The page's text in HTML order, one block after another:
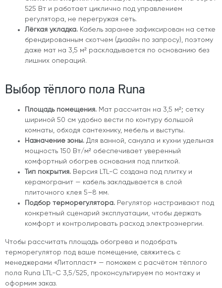
525 Вт и работает циклично под управлением
регулятора, не перегружая сеть.
Лёгкая укладка. Кабель заранее зафиксирован на сетке
брендированным скотчем (дизайн по запросу), поэтому
даже мат на 3,5 м² раскладывается по основанию без
лишних операций.
Выбор тёплого пола Runa
Площадь помещения. Мат рассчитан на 3,5 м²; сетку
шириной 50 см удобно вести по контуру большой
комнаты, обходя сантехнику, мебель и выступы.
Назначение зоны. Для ванной, санузла и кухни удельная
мощность 150 Вт/м² обеспечивает уверенный
комфортный обогрев основания под плиткой.
Тип покрытия. Версия LTL-C создана под плитку и
керамогранит — кабель закладывается в слой
плиточного клея 5–8 мм.
Подбор терморегулятора. Регулятор настраивают под
конкретный сценарий эксплуатации, чтобы держать
комфорт и контролировать расход электроэнергии.
Чтобы рассчитать площадь обогрева и подобрать
терморегулятор под ваше помещение, свяжитесь с
менеджерами «Литопласт» — поможем с расчётом тёплого
пола Runa LTL-C 3,5/525, проконсультируем по монтажу и
оформим заказ.